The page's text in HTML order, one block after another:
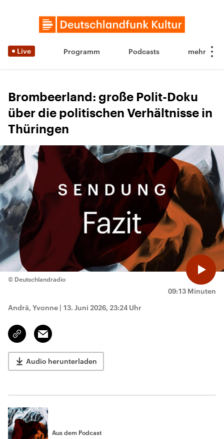
Live Programm Podcasts
Brombeerland: große Polit-Doku
über die politischen Verhältnisse in
Thüringen
09:13 Minuten
© Deutschlandradio
Andrä, Yvonne | 13. Juni 2026, 23:24 Uhr
Link
kopieren/teilen
Email
Audio herunterladen
Aus dem Podcast